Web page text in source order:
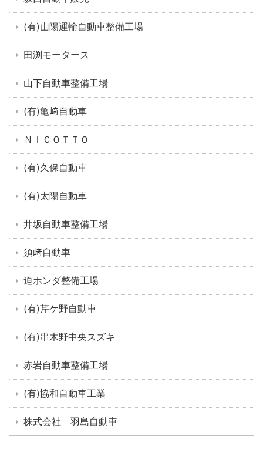
(有)山陽運輸自動車整備工場
田渕モータース
山下自動車整備工場
(有)亀﨑自動車
ＮＩＣＯＴＴＯ
(有)久保自動車
(有)太陽自動車
井坂自動車整備工場
須﨑自動車
迫ホンダ整備工場
(有)芹ケ野自動車
(有)串木野中央スズキ
赤岩自動車整備工場
(有)協和自動車工業
株式会社 羽島自動車